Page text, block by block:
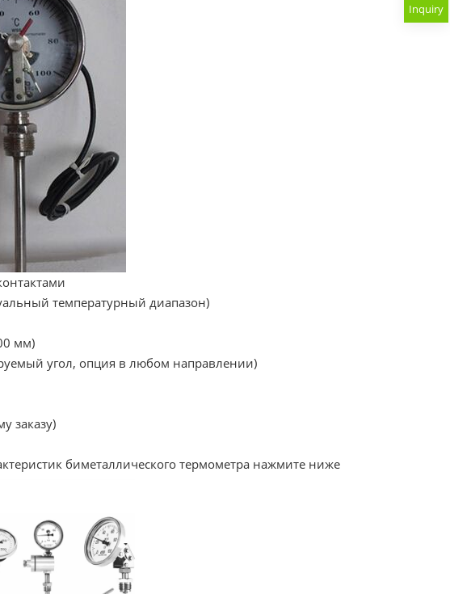
температурный диапазон)
мм)
угол, опция в любом направлении)
заказу)
биметаллического термометра нажмите ниже
Inquiry